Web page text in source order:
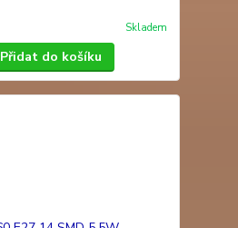
Skladem
Přidat do košíku